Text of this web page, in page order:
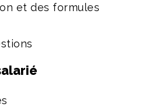
et des formules